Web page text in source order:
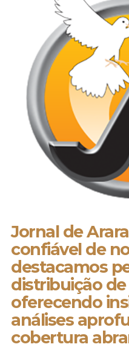
Jornal de
confiável de
destacamos
distribuição
oferecendo
análises
cobertura